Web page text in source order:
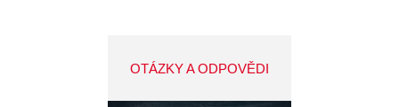
OTÁZKY A ODPOVĚDI